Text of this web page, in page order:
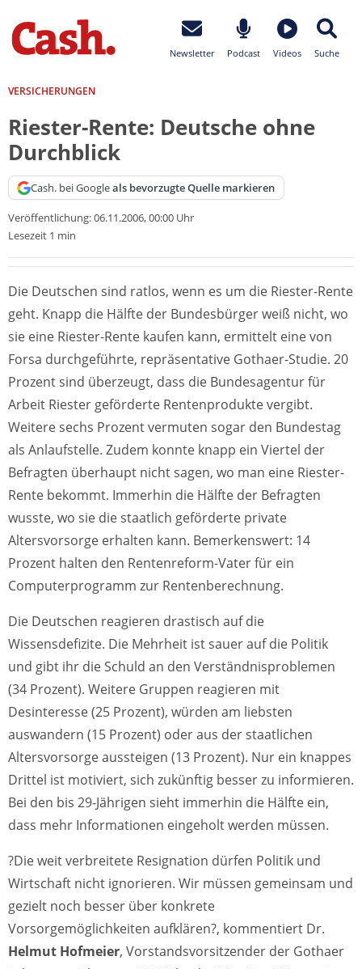
Newsletter Podcast Videos Suche
VERSICHERUNGEN
Riester-Rente: Deutsche ohne
Durchblick
Cash. bei Googleals bevorzugte Quelle markieren
Veröffentlichung:06.11.2006, 00:00 Uhr
Lesezeit 1 min
Die Deutschen sind ratlos, wenn es um die Riester-Rente
geht. Knapp die Hälfte der Bundesbürger weiß nicht, wo
sie eine Riester-Rente kaufen kann, ermittelt eine von
Forsa durchgeführte, repräsentative Gothaer-Studie. 20
Prozent sind überzeugt, dass die Bundesagentur für
Arbeit Riester geförderte Rentenprodukte vergibt.
Weitere sechs Prozent vermuten sogar den Bundestag
als Anlaufstelle. Zudem konnte knapp ein Viertel der
Befragten überhaupt nicht sagen, wo man eine Riester-
Rente bekommt. Immerhin die Hälfte der Befragten
wusste, wo sie die staatlich geförderte private
Altersvorsorge erhalten kann. Bemerkenswert: 14
Prozent halten den Rentenreform-Vater für ein
Computerprogramm zur Rentenberechnung.
Die Deutschen reagieren drastisch auf die
Wissensdefizite. Die Mehrheit ist sauer auf die Politik
und gibt ihr die Schuld an den Verständnisproblemen
(34 Prozent). Weitere Gruppen reagieren mit
Desinteresse (25 Prozent), würden am liebsten
auswandern (15 Prozent) oder aus der staatlichen
Altersvorsorge aussteigen (13 Prozent). Nur ein knappes
Drittel ist motiviert, sich zukünftig besser zu informieren.
Bei den bis 29-Jährigen sieht immerhin die Hälfte ein,
dass mehr Informationen eingeholt werden müssen.
?Die weit verbreitete Resignation dürfen Politik und
Wirtschaft nicht ignorieren. Wir müssen gemeinsam und
gezielt noch besser über konkrete
Vorsorgemöglichkeiten aufklären?, kommentiert Dr.
Helmut Hofmeier, Vorstandsvorsitzender der Gothaer